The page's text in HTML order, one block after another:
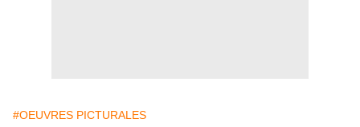
#OEUVRES PICTURALES